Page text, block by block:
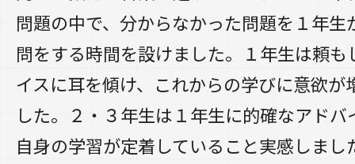
問題の中で、分からなかった問題を１年生
問をする時間を設けました。１年生は頼
イスに耳を傾け、これからの学びに意欲が
した。２・３年生は１年生に的確なアドバ
自身の学習が定着していること実感しまし